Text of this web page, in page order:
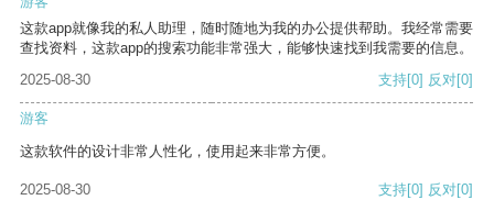
这款app就像我的私人助理，随时随地为我的办公提供帮助。我经常需要
查找资料，这款app的搜索功能非常强大，能够快速找到我需要的信息。
2025-08-30
支持[0] 反对[0]
游客
这款软件的设计非常人性化，使用起来非常方便。
2025-08-30 支持[0] 反对[0]